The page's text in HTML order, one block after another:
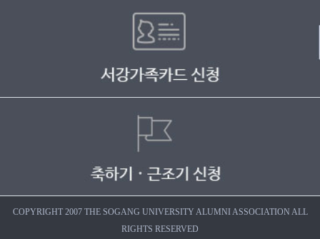
COPYRIGHT 2007 THE SOGANG UNIVERSITY ALUMNI ASSOCIATION ALL
RIGHTS RESERVED